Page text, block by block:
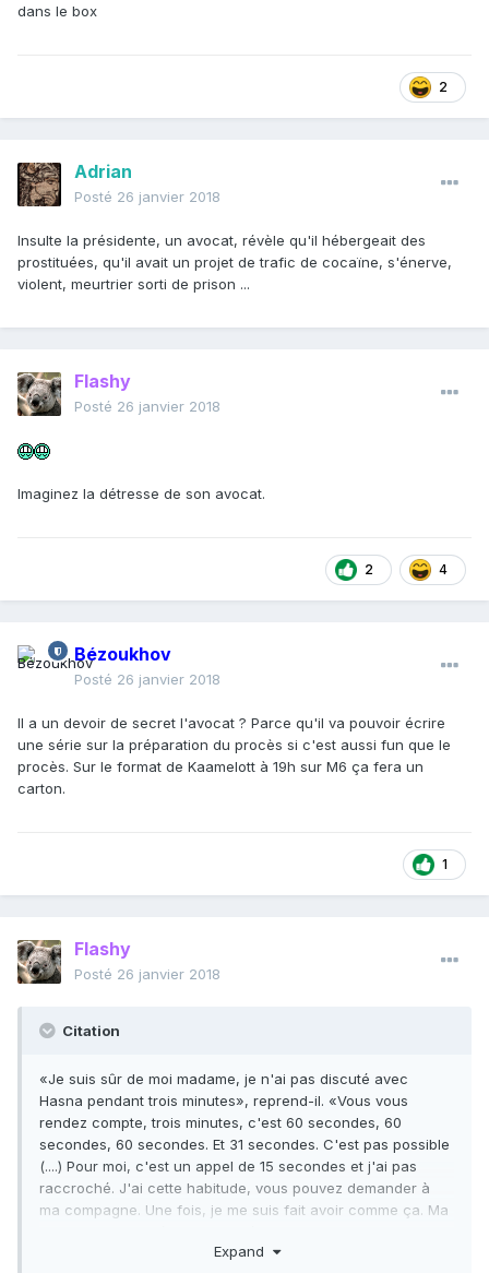
dans le box
2
Adrian
Posté 26 janvier 2018
Insulte la présidente, un avocat, révèle qu'il hébergeait des
prostituées, qu'il avait un projet de trafic de cocaïne, s'énerve,
violent, meurtrier sorti de prison ...
Flashy
Posté 26 janvier 2018
Imaginez la détresse de son avocat.
2 4
Bézoukhov
Posté 26 janvier 2018
Il a un devoir de secret l'avocat ? Parce qu'il va pouvoir écrire
une série sur la préparation du procès si c'est aussi fun que le
procès. Sur le format de Kaamelott à 19h sur M6 ça fera un
carton.
1
Flashy
Posté 26 janvier 2018
Citation
«Je suis sûr de moi madame, je n'ai pas discuté avec
Hasna pendant trois minutes», reprend-il. «Vous vous
rendez compte, trois minutes, c'est 60 secondes, 60
secondes, 60 secondes. Et 31 secondes. C'est pas possible
(....) Pour moi, c'est un appel de 15 secondes et j'ai pas
raccroché. J'ai cette habitude, vous pouvez demander à
ma compagne. Une fois, je me suis fait avoir comme ça. Ma
raccroché. Elle a entendu que la fille me demandait où était
Expand